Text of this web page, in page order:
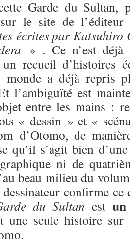
Garde du Sultan,
sur le site de
écrites par Katsuhiro
» . Ce n’est
recueil d’histoires
monde a déjà repris
l’ambiguïté est
entre les mains :
« dessin » et «
d’Otomo, de
qu’il s’agit bien
ni de
beau milieu du
confirme ce
du Sultan est
une seule histoire sur